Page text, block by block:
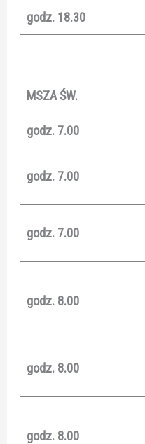
godz. 18.30
MSZA ŚW.
godz. 7.00
godz. 7.00
godz. 7.00
godz. 8.00
godz. 8.00
godz. 8.00